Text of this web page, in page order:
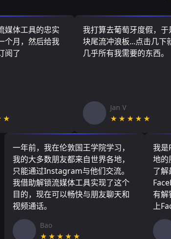
媒体工具的忠实
个月，然后给我
阅了
我打算去葡萄牙度假，于
块尾流冲浪板...点击几下
几乎所有我需要的东西。
Jan V
★★★★★
一年前，我在伦敦国王学院学习，
我的大多数朋友都来自世界各地，
只能通过Instagram与他们交流。
我借助解锁流媒体工具实现了这个
目的，现在可以畅快与朋友聊天和
视频通话。
Bao
★★★★★
我是
地的
了解
有解
上